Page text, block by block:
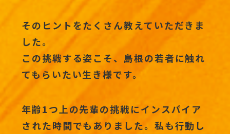
そのヒントをたくさん教えていただきま
した。
この挑戦する姿こそ、島根の若者に触れ
てもらいたい生き様です。
年齢1つ上の先輩の挑戦にインスパイア
された時間でもありました。私も行動し